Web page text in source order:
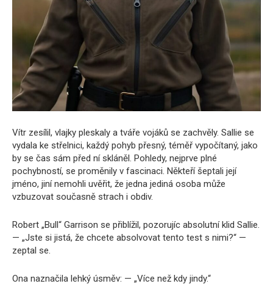
Vítr zesílil, vlajky pleskaly a tváře vojáků se zachvěly. Sallie se
vydala ke střelnici, každý pohyb přesný, téměř vypočítaný, jako
by se čas sám před ní skláněl. Pohledy, nejprve plné
pochybností, se proměnily v fascinaci. Někteří šeptali její
jméno, jiní nemohli uvěřit, že jedna jediná osoba může
vzbuzovat současně strach i obdiv.
Robert „Bull“ Garrison se přiblížil, pozorujíc absolutní klid Sallie.
— „Jste si jistá, že chcete absolvovat tento test s nimi?“ —
zeptal se.
Ona naznačila lehký úsměv: — „Více než kdy jindy.“